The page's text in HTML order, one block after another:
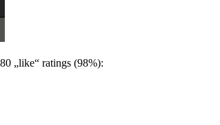
„like“ ratings (98%):